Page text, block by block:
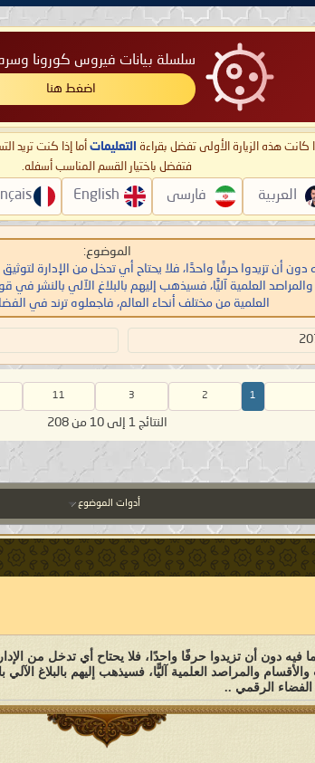
سلسلة بيانات فيروس كورونا
اضغط هنا
كانت هذه الزيارة الأولى تفضل بقراءة التعليمات أما إذا كنت تريد
فتفضل باختيار القسم المناسب أسفله.
العربية فارسی English
الموضوع:
فيه دون أن تزيدوا حرفًا واحدًا، فلا يحتاح أي تدخل من
العلمية آليًّا، فسيذهب إليهم بالبلاغ الآلي
العلمية من مختلف أنحاء العالم، فاجعلوه ترند في
1
2
3
11
النتائج 1 إلى 10 من 208
أدوات الموضوع
فيه دون أن تزيدوا حرفًا واحدًا، فلا يحتاح أي تدخل من
والمراصد العلمية آليًّا، فسيذهب إليهم
الفضاء الرقمي ..